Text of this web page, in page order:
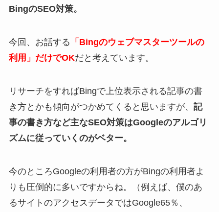
BingのSEO対策。
今回、お話する 「Bingのウェブマスターツールの
利用」だけでOKだと考えています。
リサーチをすればBingで上位表示される記事の書
き方とかも傾向がつかめてくると思いますが、 記
事の書き方など主なSEO対策はGoogleのアルゴリ
ズムに従っていくのがベター。
今のところGoogleの利用者の方がBingの利用者よ
りも圧倒的に多いですからね。（例えば、僕のあ
るサイトのアクセスデータではGoogle65％、